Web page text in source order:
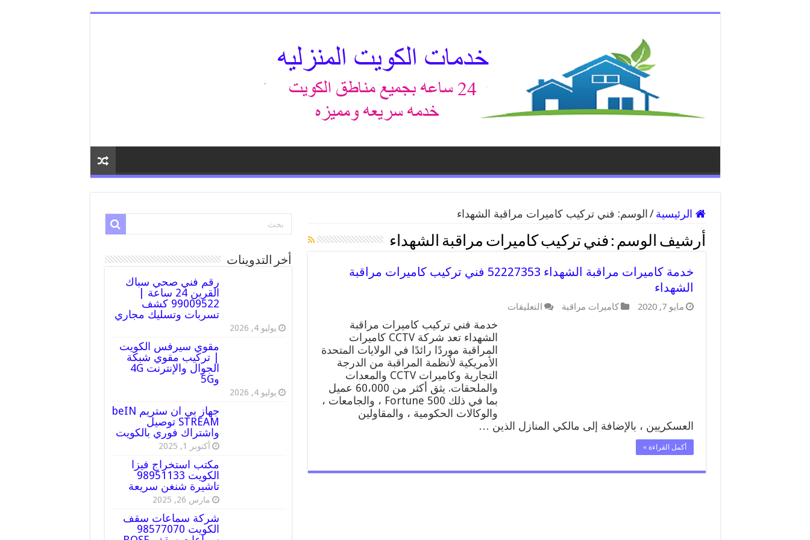
الرئيسية / الوسم: فني تركيب كاميرات مراقبة الشهداء
أرشيف الوسم : فني تركيب كاميرات مراقبة الشهداء
خدمة كاميرات مراقبة الشهداء 52227353 فني تركيب كاميرات مراقبة
الشهداء
مايو 7, 2020 كاميرات مراقبة التعليقات
كاميرات
مراقبة
الشهداء
52227353
فني
تركيب
كاميرات
مراقبة
الشهداء
مغلقة
خدمة فني تركيب كاميرات مراقبة
الشهداء تعد شركة CCTV كاميرات
المراقبة موردًا رائدًا في الولايات المتحدة
الأمريكية لأنظمة المراقبة من الدرجة
التجارية وكاميرات CCTV والمعدات
والملحقات. يثق أكثر من 60،000 عميل
بما في ذلك Fortune 500 ، والجامعات ،
والوكالات الحكومية ، والمقاولين
العسكريين ، بالإضافة إلى مالكي المنازل الذين …
أكمل القراءة »
أخر التدوينات
رقم فني صحي سباك
القرين 24 ساعة |
99009522 كشف
تسربات وتسليك مجاري
يوليو 4, 2026
مقوي سيرفس الكويت
| تركيب مقوي شبكة
الجوال والإنترنت 4G
و5G
يوليو 4, 2026
جهاز بي ان ستريم beIN
STREAM توصيل
واشتراك فوري بالكويت
أكتوبر 1, 2025
مكتب استخراج فيزا
الكويت 98951133
تاشيرة شنغن سريعة
مارس 26, 2025
شركة سماعات سقف
الكويت 98577070